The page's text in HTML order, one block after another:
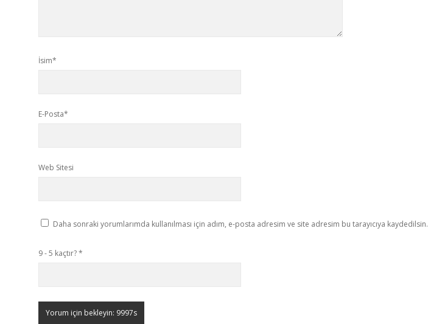
İsim*
E-Posta*
Web Sitesi
Daha sonraki yorumlarımda kullanılması için adım, e-posta adresim ve site adresim bu tarayıcıya kaydedilsin.
9 - 5 kaçtır?*